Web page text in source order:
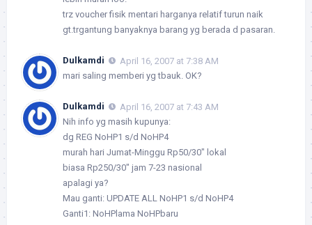
trz voucher fisik mentari harganya relatif turun naik
gt.trgantung banyaknya barang yg berada d pasaran.
Dulkamdi
April 16, 2007 at 7:38 AM
mari saling memberi yg tbauk. OK?
Dulkamdi
April 16, 2007 at 7:43 AM
Nih info yg masih kupunya:
dg REG NoHP1 s/d NoHP4
murah hari Jumat-Minggu Rp50/30″ lokal
biasa Rp250/30″ jam 7-23 nasional
apalagi ya?
Mau ganti: UPDATE ALL NoHP1 s/d NoHP4
Ganti1: NoHPlama NoHPbaru